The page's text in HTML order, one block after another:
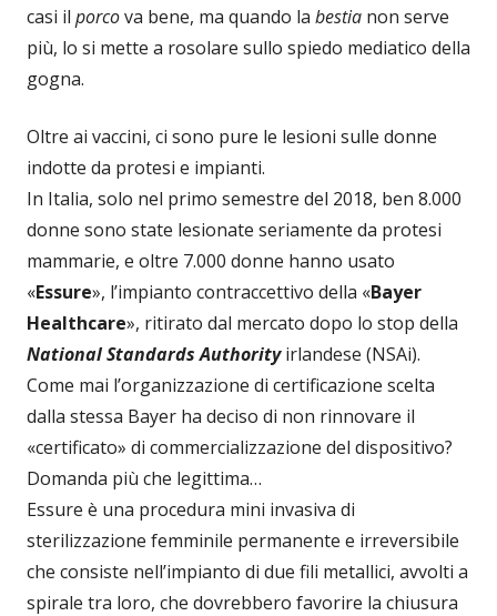
casi il porcova bene, ma quando la bestia non serve
più, lo si mette a rosolare sullo spiedo mediatico della
gogna.
Oltre ai vaccini, ci sono pure le lesioni sulle donne
indotte da protesi e impianti.
In Italia, solo nel primo semestre del 2018, ben 8.000
donne sono state lesionate seriamente da protesi
mammarie, e oltre 7.000 donne hanno usato
«Essure», l’impianto contraccettivo della «Bayer
Healthcare», ritirato dal mercato dopo lo stop della
National Standards Authorityirlandese (NSAi).
Come mai l’organizzazione di certificazione scelta
dalla stessa Bayer ha deciso di non rinnovare il
«certificato» di commercializzazione del dispositivo?
Domanda più che legittima…
Essure è una procedura mini invasiva di
sterilizzazione femminile permanente e irreversibile
che consiste nell’impianto di due fili metallici, avvolti a
spirale tra loro, che dovrebbero favorire la chiusura